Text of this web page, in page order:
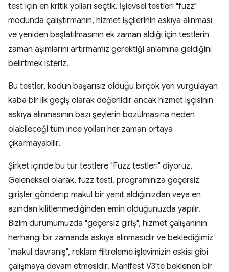
test için en kritik yolları seçtik. İşlevsel testleri "fuzz"
modunda çalıştırmanın, hizmet işçilerinin askıya alınması
ve yeniden başlatılmasının ek zaman aldığı için testlerin
zaman aşımlarını artırmamız gerektiği anlamına geldiğini
belirtmek isteriz.
Bu testler, kodun başarısız olduğu birçok yeri vurgulayan
kaba bir ilk geçiş olarak değerlidir ancak hizmet işçisinin
askıya alınmasının bazı şeylerin bozulmasına neden
olabileceği tüm ince yolları her zaman ortaya
çıkarmayabilir.
Şirket içinde bu tür testlere "Fuzz testleri" diyoruz.
Geleneksel olarak, fuzz testi, programınıza geçersiz
girişler gönderip makul bir yanıt aldığınızdan veya en
azından kilitlenmediğinden emin olduğunuzda yapılır.
Bizim durumumuzda "geçersiz giriş", hizmet çalışanının
herhangi bir zamanda askıya alınmasıdır ve beklediğimiz
"makul davranış", reklam filtreleme işlevimizin eskisi gibi
çalışmaya devam etmesidir. Manifest V3'te beklenen bir